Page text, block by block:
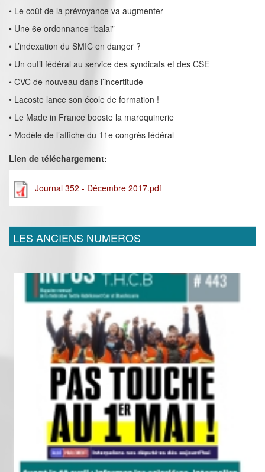
• Le coût de la prévoyance va augmenter
• Une 6e ordonnance “balai”
• L’indexation du SMIC en danger ?
• Un outil fédéral au service des syndicats et des CSE
• CVC de nouveau dans l’incertitude
• Lacoste lance son école de formation !
• Le Made in France booste la maroquinerie
• Modèle de l’affiche du 11e congrès fédéral
Lien de téléchargement:
Journal 352 - Décembre 2017.pdf
LES ANCIENS NUMEROS